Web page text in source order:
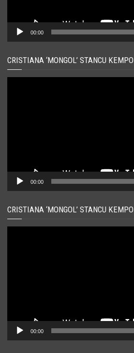
00:00
CRISTIANA ‘MONGOL’ STANCU KEMPO
00:00
CRISTIANA ‘MONGOL’ STANCU KEMPO
00:00